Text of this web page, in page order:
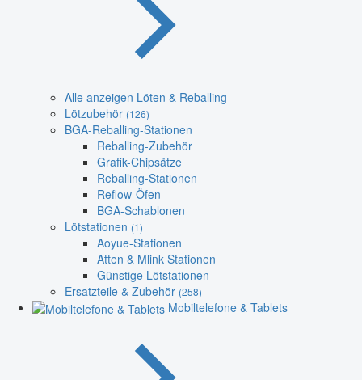
Alle anzeigen Löten & Reballing
Lötzubehör (126)
BGA-Reballing-Stationen
Reballing-Zubehör
Grafik-Chipsätze
Reballing-Stationen
Reflow-Öfen
BGA-Schablonen
Lötstationen (1)
Aoyue-Stationen
Atten & Mlink Stationen
Günstige Lötstationen
Ersatzteile & Zubehör (258)
Mobiltelefone & Tablets